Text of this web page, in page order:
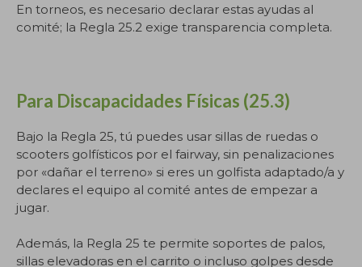
En torneos, es necesario declarar estas ayudas al
comité; la Regla 25.2 exige transparencia completa.
Para Discapacidades Físicas (25.3)
Bajo la Regla 25, tú puedes usar sillas de ruedas o
scooters golfísticos por el fairway, sin penalizaciones
por «dañar el terreno» si eres un golfista adaptado/a y
declares el equipo al comité antes de empezar a
jugar.
Además, la Regla 25 te permite soportes de palos,
sillas elevadoras en el carrito o incluso golpes desde